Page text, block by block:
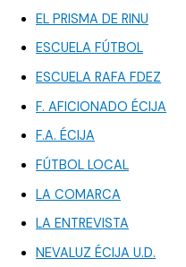
EL PRISMA DE RINU
ESCUELA FÚTBOL
ESCUELA RAFA FDEZ
F. AFICIONADO ÉCIJA
F.A. ÉCIJA
FÚTBOL LOCAL
LA COMARCA
LA ENTREVISTA
NEVALUZ ÉCIJA U.D.